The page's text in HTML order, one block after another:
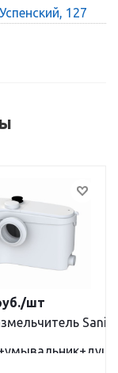
127
м
/шт